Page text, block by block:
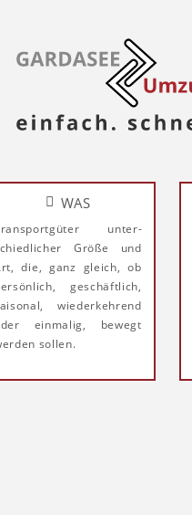
WAS
un­ter­
Größe und
die, ganz gleich, ob
ge­schäft­lich,
wie­der­keh­rend
ein­ma­lig, be­wegt
sol­len.